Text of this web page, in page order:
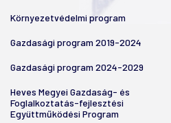
Környezetvédelmi program
Gazdasági program 2019-2024
Gazdasági program 2024-2029
Heves Megyei Gazdaság- és
Foglalkoztatás-fejlesztési
Együttműködési Program